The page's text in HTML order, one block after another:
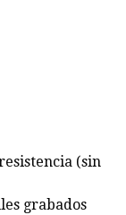
(sin
grabados